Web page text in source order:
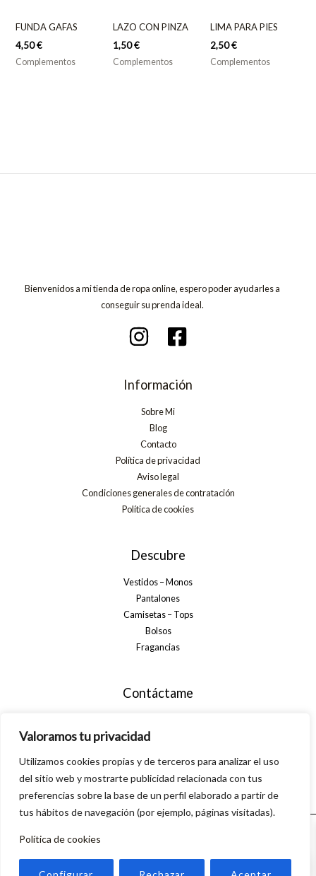
Valoramos tu privacidad
Utilizamos cookies propias y de terceros para analizar el uso
del sitio web y mostrarte publicidad relacionada con tus
preferencias sobre la base de un perfil elaborado a partir de
tus hábitos de navegación (por ejemplo, páginas visitadas).
Política de cookies
FUNDA GAFAS
4,50€
Complementos
LAZO CON PINZA
1,50€
Complementos
LIMA PARA PIES
2,50€
Complementos
Bienvenidos a mi tienda de ropa online, espero poder ayudarles a
conseguir su prenda ideal.
Información
Sobre Mi
Blog
Contacto
Política de privacidad
Aviso legal
Condiciones generales de contratación
Política de cookies
Descubre
Vestidos – Monos
Pantalones
Camisetas – Tops
Bolsos
Fragancias
Contáctame
info@alsanamoda.com
C. Algarrobo, 40, 29560 Pizarra, Málaga
© 2026 Alsanamoda. Powered by Linkasoft